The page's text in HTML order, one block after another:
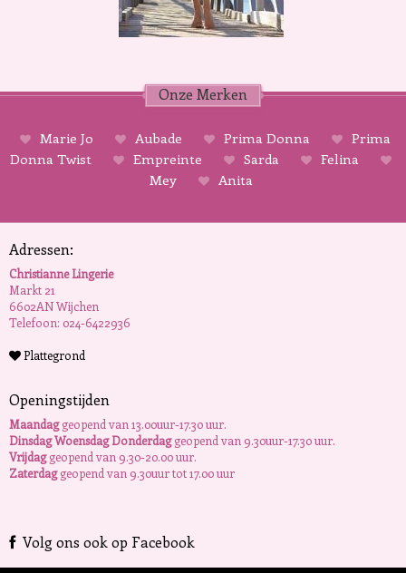
Onze Merken
Marie Jo Aubade Prima Donna
Prima
Donna Twist
Empreinte Sarda
Felina
Mey
Anita
Adressen:
Christianne Lingerie
Markt 21
6602AN Wijchen
Telefoon: 024-6422936
Plattegrond
Openingstijden
Maandaggeopend van 13.00uur-17.30 uur.
Dinsdag Woensdag Donderdaggeopend van 9.30uur-17.30 uur.
Vrijdaggeopend van 9.30-20.00 uur.
Zaterdaggeopend van 9.30uur tot 17.00 uur
Volg ons ook op Facebook